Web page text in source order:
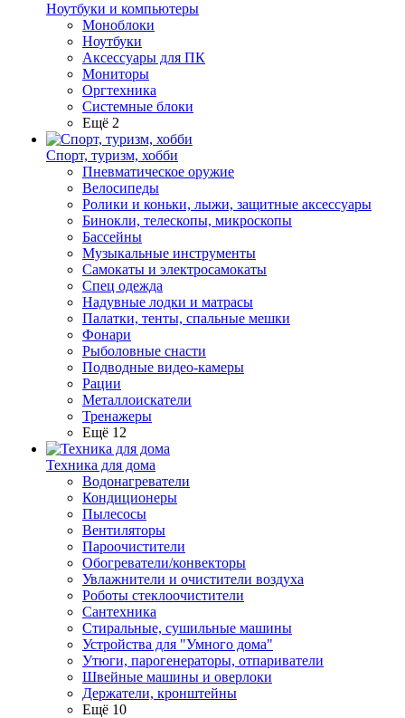
Ноутбуки и компьютеры
Моноблоки
Ноутбуки
Аксессуары для ПК
Мониторы
Оргтехника
Системные блоки
Ещё 2
Спорт, туризм, хобби
Пневматическое оружие
Велосипеды
Ролики и коньки, лыжи, защитные аксессуары
Бинокли, телескопы, микроскопы
Бассейны
Музыкальные инструменты
Самокаты и электросамокаты
Спец одежда
Надувные лодки и матрасы
Палатки, тенты, спальные мешки
Фонари
Рыболовные снасти
Подводные видео-камеры
Рации
Металлоискатели
Тренажеры
Ещё 12
Техника для дома
Водонагреватели
Кондиционеры
Пылесосы
Вентиляторы
Пароочистители
Обогреватели/конвекторы
Увлажнители и очистители воздуха
Роботы стеклоочистители
Сантехника
Стиральные, сушильные машины
Устройства для "Умного дома"
Утюги, парогенераторы, отпариватели
Швейные машины и оверлоки
Держатели, кронштейны
Ещё 10